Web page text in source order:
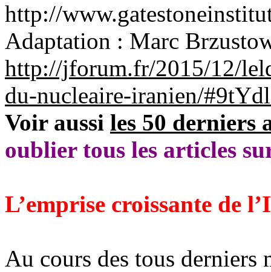
http://
Adaptation : Marc
http://jforum.fr/2015/12/
du-nucleaire-iranien/
Voir aussi les 50 derniers
oublier tous les articles
L’emprise croissante de
Au cours des tous derniers